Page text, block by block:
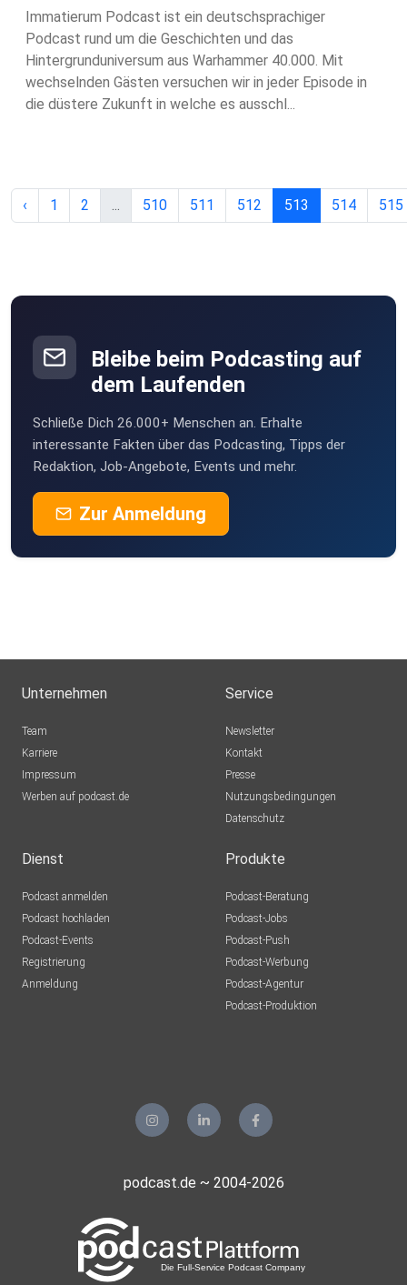
Immatierum Podcast ist ein deutschsprachiger
Podcast rund um die Geschichten und das
Hintergrunduniversum aus Warhammer 40.000. Mit
wechselnden Gästen versuchen wir in jeder Episode in
die düstere Zukunft in welche es ausschl...
‹ 1 2 ... 510 511 512 513 514 515
Bleibe beim Podcasting auf
dem Laufenden
Schließe Dich 26.000+ Menschen an. Erhalte
interessante Fakten über das Podcasting, Tipps der
Redaktion, Job-Angebote, Events und mehr.
Zur Anmeldung
Unternehmen
Team
Karriere
Impressum
Werben auf podcast.de
Service
Newsletter
Kontakt
Presse
Nutzungsbedingungen
Datenschutz
Dienst
Podcast anmelden
Podcast hochladen
Podcast-Events
Registrierung
Anmeldung
Produkte
Podcast-Beratung
Podcast-Jobs
Podcast-Push
Podcast-Werbung
Podcast-Agentur
Podcast-Produktion
podcast.de ~ 2004-2026